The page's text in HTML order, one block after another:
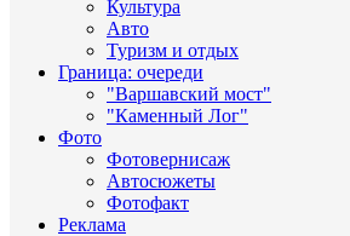
Культура
Авто
Туризм и отдых
Граница: очереди
"Варшавский мост"
"Каменный Лог"
Фото
Фотовернисаж
Автосюжеты
Фотофакт
Реклама